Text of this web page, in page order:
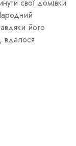
свої домівки
його
вдалося